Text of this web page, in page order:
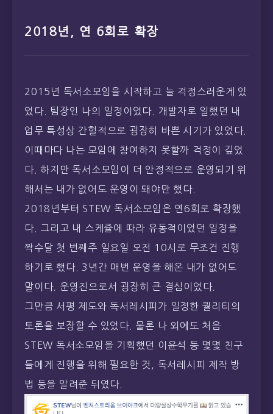
2015년 독서소모임을 시작하고 늘 걱정스러운게 있
었다. 팀장인 나의 일정이었다. 개발자로 일했던 내
이때마다 나는 모임에 참여하지 못할까 걱정이 깊었
다. 하지만 독서소모임이 더 안정적으로 운영되기 위
해서는 내가 없어도 운영이 돼야만 했다.
2018년부터 STEW 독서소모임은 연6회로 확장했
다. 그리고 내 스케쥴에 따라 유동적이었던 일정을
짝수달 첫 번째주 일요일 오전 10시로 무조건 진행
하기로 했다. 3년간 매번 운영을 해온 내가 없어도
말이다. 운영진으로서 굉장히 큰 결심이었다.
그만큼 서평 제도와 독서레시피가 일정한 퀄리티의
토론을 보장할 수 있었다. 물론 나 외에도 처음
STEW 독서소모임을 기획했던 이윤석 등 몇몇 친구
들에게 진행을 위해 필요한 것, 독서레시피 제작 방
법 등을 알려준 뒤였다.